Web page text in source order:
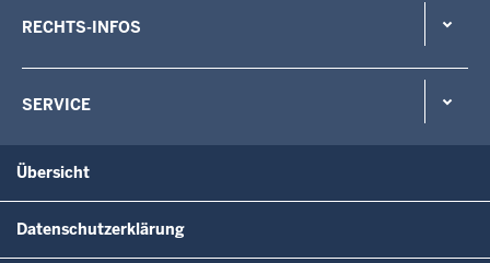
RECHTS-INFOS
SERVICE
Übersicht
Datenschutzerklärung